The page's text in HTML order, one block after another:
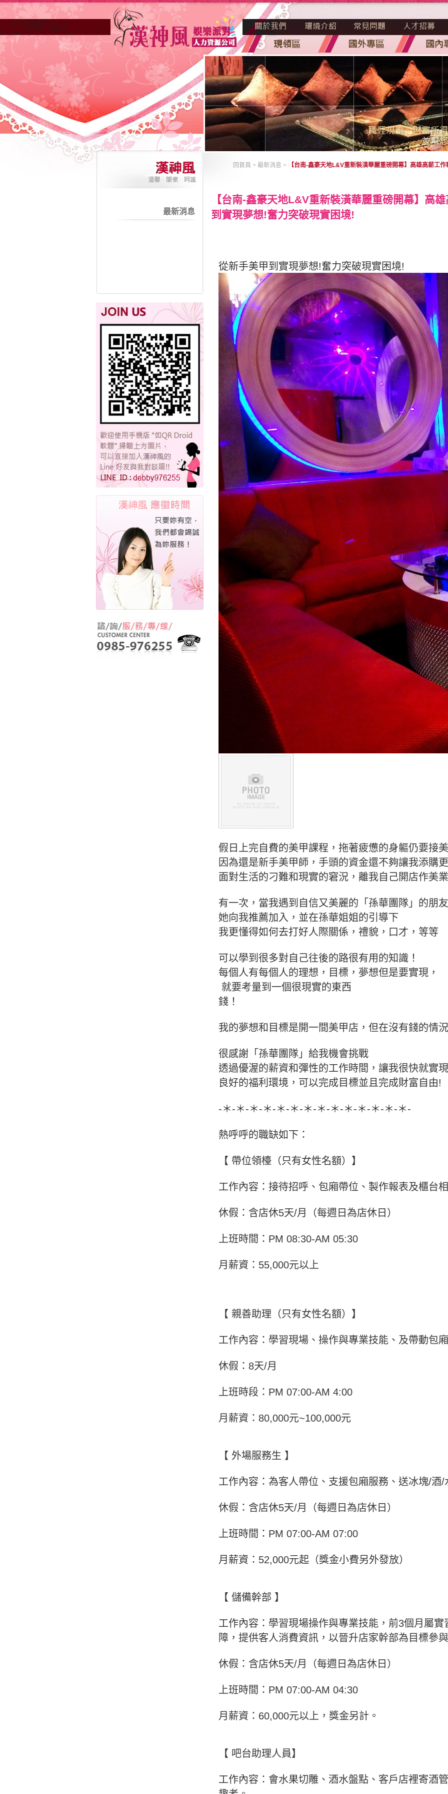
最新消息
回首頁 > 最新消息 > 【台南-鑫豪天地L&V重新裝潢華麗重磅開幕】高雄高薪工
【台南-鑫豪天地L&V重新裝潢華麗重磅開幕】高
到實現夢想!奮力突破現實困境!
從新手美甲到實現夢想!奮力突破現實困境!
假日上完自費的美甲課程，拖著疲憊的身軀仍要接
因為還是新手美甲師，手頭的資金還不夠讓我添購
面對生活的刁難和現實的窘況，離我自己開店作美
有一次，當我遇到自信又美麗的「孫華團隊」的朋友
她向我推薦加入，並在孫華姐姐的引導下
我更懂得如何去打好人際關係，禮貌，口才，等等
可以學到很多對自己往後的路很有用的知識！
每個人有每個人的理想，目標，夢想但是要實現，
就要考量到一個很現實的東西
錢！
我的夢想和目標是開一間美甲店，但在沒有錢的情
很感謝「孫華團隊」給我機會挑戰
透過優渥的薪資和彈性的工作時間，讓我很快就實
良好的福利環境，可以完成目標並且完成財富自由!
-＊-＊-＊-＊-＊-＊-＊-＊-＊-＊-＊-＊-＊-＊-
熱呼呼的職缺如下：
【 帶位領檯（只有女性名額）】
工作內容：接待招呼、包廂帶位、製作報表及櫃台
休假：含店休5天/月（每週日為店休日）
上班時間：PM 08:30-AM 05:30
月薪資：55,000元以上
【 親善助理（只有女性名額）】
工作內容：學習現場、操作與專業技能、及帶動包廂
休假：8天/月
上班時段：PM 07:00-AM 4:00
月薪資：80,000元~100,000元
【 外場服務生 】
工作內容：為客人帶位、支援包廂服務、送冰塊/酒/
休假：含店休5天/月（每週日為店休日）
上班時間：PM 07:00-AM 07:00
月薪資：52,000元起（獎金小費另外發放）
【 儲備幹部 】
工作內容：學習現場操作與專業技能，前3個月屬
障，提供客人消費資訊，以晉升店家幹部為目標參
休假：含店休5天/月（每週日為店休日）
上班時間：PM 07:00-AM 04:30
月薪資：60,000元以上，獎金另計。
【 吧台助理人員】
工作內容：會水果切雕、酒水盤點、客戶店裡寄酒